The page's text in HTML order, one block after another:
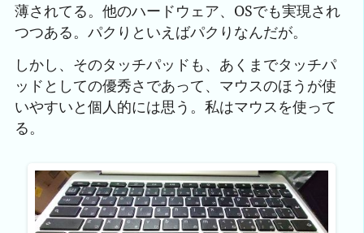
薄されてる。他のハードウェア、OSでも実現され
つつある。パクりといえばパクりなんだが。
しかし、そのタッチパッドも、あくまでタッチパ
ッドとしての優秀さであって、マウスのほうが使
いやすいと個人的には思う。私はマウスを使って
る。